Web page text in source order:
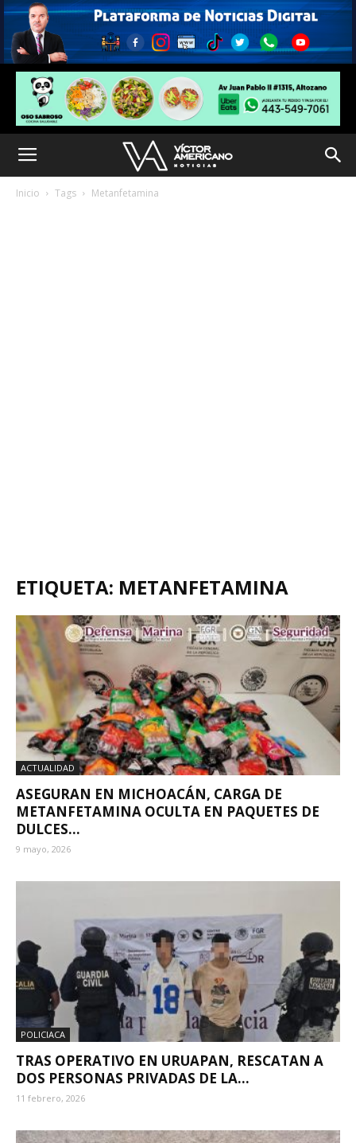
Inicio Tags Metanfetamina
ETIQUETA: METANFETAMINA
ACTUALIDAD
ASEGURAN EN MICHOACÁN, CARGA DE
METANFETAMINA OCULTA EN PAQUETES DE
DULCES...
9 mayo, 2026
POLICIACA
TRAS OPERATIVO EN URUAPAN, RESCATAN A
DOS PERSONAS PRIVADAS DE LA...
11 febrero, 2026